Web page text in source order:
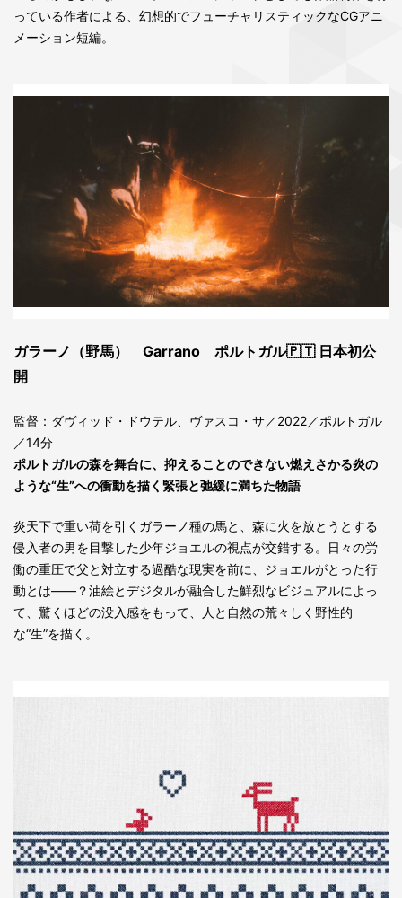
っている作者による、幻想的でフューチャリスティックなCGアニ
メーション短編。
ガラーノ（野馬） Garrano ポルトガル🇵🇹 日本初公
開
監督：ダヴィッド・ドウテル、ヴァスコ・サ／2022／ポルトガル
／14分
ポルトガルの森を舞台に、抑えることのできない燃えさかる炎の
ような“生”への衝動を描く緊張と弛緩に満ちた物語
炎天下で重い荷を引くガラーノ種の馬と、森に火を放とうとする
侵入者の男を目撃した少年ジョエルの視点が交錯する。日々の労
働の重圧で父と対立する過酷な現実を前に、ジョエルがとった行
動とは――？油絵とデジタルが融合した鮮烈なビジュアルによっ
て、驚くほどの没入感をもって、人と自然の荒々しく野性的
な“生”を描く。